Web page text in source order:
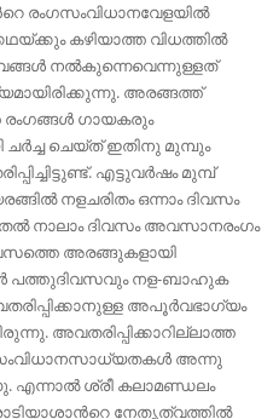
രംഗസംവിധാനവേളയില്‍
കഴിയാത്ത വിധത്തില്‍
നല്‍കുന്നെവെന്നുള്ളത്
അരങ്ങത്ത്
രംഗങ്ങള്‍ ഗായകരും
ചര്‍ച്ച ചെയ്ത് ഇതിനു മുമ്പും
എട്ടുവര്‍ഷം മുമ്പ്
നളചരിതം ഒന്നാം ദിവസം
നാലാം ദിവസം അവസാനരംഗം
അരങ്ങുകളായി
പത്തുദിവസവും നള-ബാഹുക
അപൂര്‍വഭാഗ്യം
അവതരിപ്പിക്കാറില്ലാത്ത
അന്നു
എന്നാല്‍ ശ്രീ കലാമണ്ഡലം
നേതൃത്വത്തില്‍